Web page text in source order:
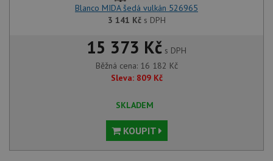
Blanco MIDA šedá vulkán 526965
3 141 Kčs DPH
15 373 Kč s DPH
Běžná cena: 16 182 Kč
Sleva: 809 Kč
SKLADEM
KOUPIT